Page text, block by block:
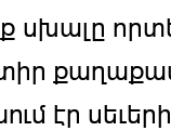
սխալը
էր